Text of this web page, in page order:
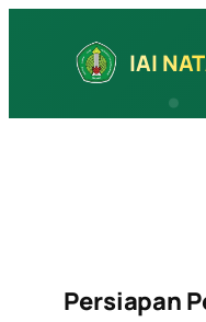
content
IAI
Persiapan